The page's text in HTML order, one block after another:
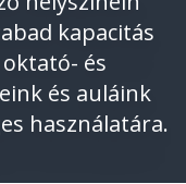
kapacitás
és
és auláink
használatára.